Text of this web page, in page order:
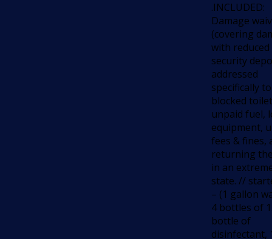
.INCLUDED:
Damage
(covering
with reduced
security
addressed
specifically to
blocked
unpaid fuel,
equipment,
fees & fines,
returning
in an
state. //
– (1 gallon
4 bottles of
bottle of
disinfectant,